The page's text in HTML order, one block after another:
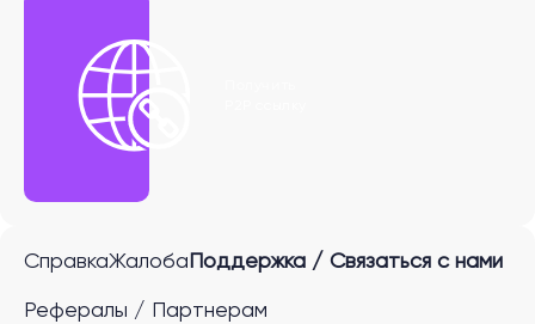
СправкаЖалоба Поддержка / Связаться с нами
Рефералы / Партнерам